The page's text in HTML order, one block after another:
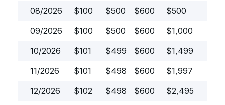
08/2026 $100 $500 $600 $500
09/2026
$100 $500 $600 $1,000
10/2026
$101 $499 $600 $1,499
11/2026
$101 $498 $600 $1,997
12/2026
$102 $498 $600 $2,495